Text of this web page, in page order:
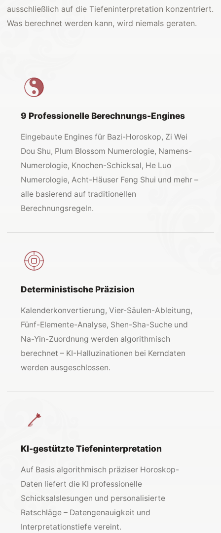
ausschließlich auf die Tiefeninterpretation konzentriert.
Was berechnet werden kann, wird niemals geraten.
9 Professionelle Berechnungs-Engines
Eingebaute Engines für Bazi-Horoskop, Zi Wei
Dou Shu, Plum Blossom Numerologie, Namens-
Numerologie, Knochen-Schicksal, He Luo
Numerologie, Acht-Häuser Feng Shui und mehr –
alle basierend auf traditionellen
Berechnungsregeln.
Deterministische Präzision
Kalenderkonvertierung, Vier-Säulen-Ableitung,
Fünf-Elemente-Analyse, Shen-Sha-Suche und
Na-Yin-Zuordnung werden algorithmisch
berechnet – KI-Halluzinationen bei Kerndaten
werden ausgeschlossen.
KI-gestützte Tiefeninterpretation
Auf Basis algorithmisch präziser Horoskop-
Daten liefert die KI professionelle
Schicksalslesungen und personalisierte
Ratschläge – Datengenauigkeit und
Interpretationstiefe vereint.